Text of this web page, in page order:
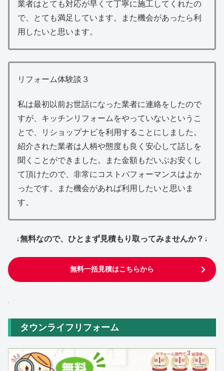
業者はとても対応が早くて丁寧に施工してくれたの
で、とても満足しています。また機会があったら利
用したいと思います。
リフォーム体験談３
私は最初以前お世話になった業者に連絡をしたので
すが、キッチンリフォームをやっていないというこ
とで、リショップナビを利用することにしました。
紹介された業者は人柄や態度も良く安心して話しを
聞くことができました。また金額もだいぶお安くし
て頂けたので、非常にコストパフォーマンスはよか
ったです。また機会があれば利用したいと思いま
す。
↓無料なので、ひとまず見積もり取ってみませんか？↓
無料一括見積はこちらから
タウンライフリフォーム